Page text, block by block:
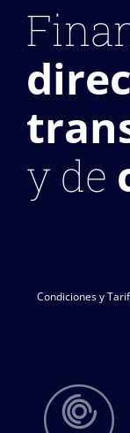
y de
Condiciones y